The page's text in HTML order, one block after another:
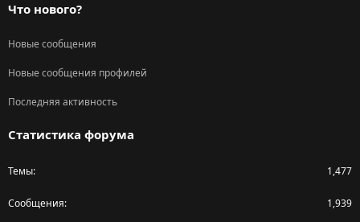
Что нового?
Новые сообщения
Новые сообщения профилей
Последняя активность
Статистика форума
Темы 1,477
Сообщения 1,939